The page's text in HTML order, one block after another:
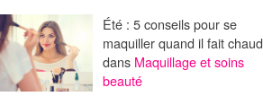
Été : 5 conseils pour se
maquiller quand il fait chaud
dans Maquillage et soins
beauté